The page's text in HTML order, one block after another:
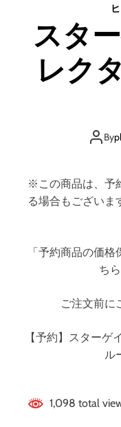
スタ
レク
By
※この商品は、予
る場合もございま
「予約商品の価
ち
ご注文前に
【予約】スターゲ
ル
1,098 total